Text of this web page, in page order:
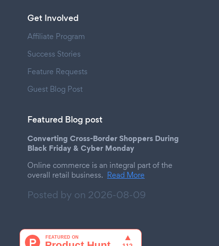
Get Involved
Affiliate Program
Success Stories
Feature Requests
Guest Blog Post
Featured Blog post
Converting Cross-Border Shoppers During
Black Friday & Cyber Monday
Online commerce is an integral part of the
overall retail business. Read More
Posted by on 2026-08-09